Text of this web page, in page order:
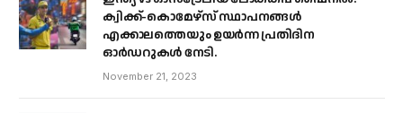
ക്വിക്ക്-കൊമേഴ്‌സ് സ്ഥാപനങ്ങൾ
എക്കാലത്തെയും ഉയർന്ന പ്രതിദിന
ഓർഡറുകൾ നേടി.
November 21, 2023